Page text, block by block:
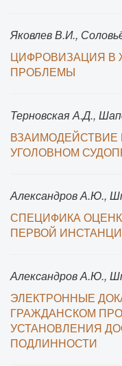
Яковлев В.И.,
ЦИФРОВИЗАЦИЯ В
ПРОБЛЕМЫ
Терновская А.Д.,
ВЗАИМОДЕЙСТВИЕ
УГОЛОВНОМ
Александров А.Ю.,
СПЕЦИФИКА
ПЕРВОЙ
Александров А.Ю.,
ЭЛЕКТРОННЫЕ
ГРАЖДАНСКОМ
УСТАНОВЛЕНИЯ
ПОДЛИННОСТИ